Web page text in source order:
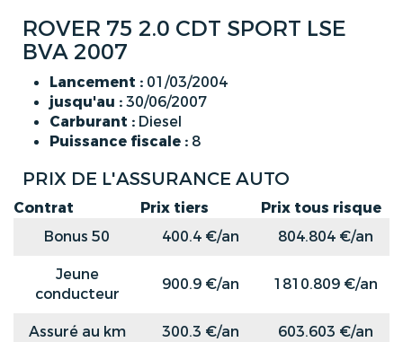
ROVER 75 2.0 CDT SPORT LSE
BVA 2007
Lancement : 01/03/2004
jusqu'au :30/06/2007
Carburant : Diesel
Puissance fiscale : 8
PRIX DE L'ASSURANCE AUTO
Contrat Prix tiers
Prix tous risque
Bonus 50
400.4 €/an
804.804 €/an
Jeune
conducteur
900.9 €/an 1810.809 €/an
Assuré au km 300.3 €/an 603.603 €/an